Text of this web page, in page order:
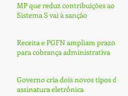
MP que reduz contribuições ao
Sistema S vai à sanção
Receita e PGFN ampliam prazos
para cobrança administrativa
Governo cria dois novos tipos de
assinatura eletrônica